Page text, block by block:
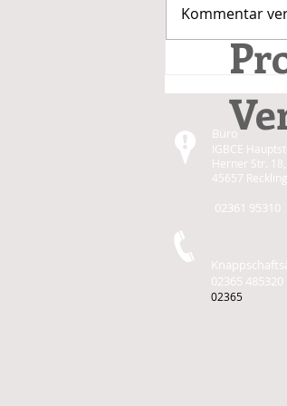
Kommentar
Büro
IGBCE
Herner Str. 18,
45657
02361 95310
02365 485320
02365